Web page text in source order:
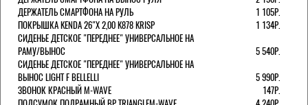
ДЕРЖАТЕЛЬ СМАРТФОНА НА РУЛЬ
1 105Р.
ПОКРЫШКА KENDA 26"Х 2,00 K878 KRISP
1 134Р.
СИДЕНЬЕ ДЕТСКОЕ "ПЕРЕДНЕЕ" УНИВЕРСАЛЬНОЕ НА
РАМУ/ВЫНОС
5 540Р.
СИДЕНЬЕ ДЕТСКОЕ "ПЕРЕДНЕЕ" УНИВЕРСАЛЬНОЕ НА
ВЫНОС LIGHT F BELLELLI
5 990Р.
ЗВОНОК КРАСНЫЙ M-WAVE
147Р.